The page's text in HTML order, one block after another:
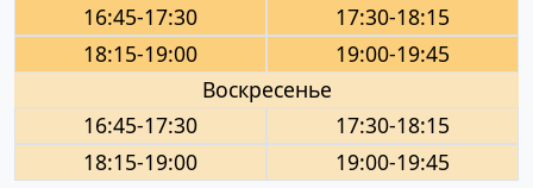
16:45-17:30
17:30-18:15
18:15-19:00
19:00-19:45
Воскресенье
16:45-17:30
17:30-18:15
18:15-19:00
19:00-19:45